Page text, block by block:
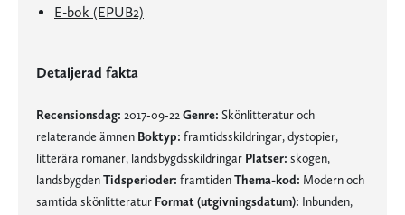
E-bok (EPUB2)
Detaljerad fakta
Recensionsdag: 2017-09-22 Genre: Skönlitteratur och
relaterande ämnen Boktyp: framtidsskildringar, dystopier,
litterära romaner, landsbygdsskildringar Platser: skogen,
landsbygdenTidsperioder: framtidenThema-kod: Modern och
samtida skönlitteratur Format (utgivningsdatum): Inbunden,